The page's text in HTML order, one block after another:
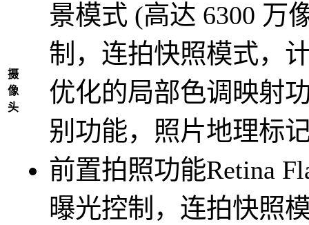
摄
像
头
景模式 (高达 6300 万
制，连拍快照模式，
优化的局部色调映射
别功能，照片地理标
前置拍照功能Retina
曝光控制，连拍快照